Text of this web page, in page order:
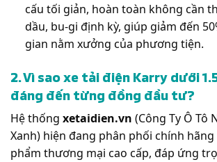
cấu tối giản, hoàn toàn không cần
dầu, bu-gi định kỳ, giúp giảm đến
gian nằm xưởng của phương tiện.
2. Vì sao xe tải điện Karry dưới
đáng đến từng đồng đầu tư?
Hệ thống xetaidien.vn (Công Ty Ô Tô
Xanh) hiện đang phân phối chính
phẩm thương mại cao cấp, đáp ứng